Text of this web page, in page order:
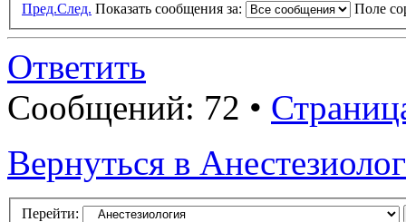
Пред.След. Показать сообщения за: Поле
Ответить
Сообщений: 72 •
Вернуться в
Перейти: